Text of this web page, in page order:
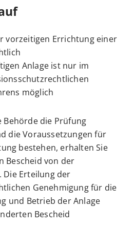
vorzeitigen Errichtung einer
Anlage ist nur im
möglich.
Behörde die Prüfung
die Voraussetzungen für
bestehen, erhalten Sie
Bescheid von der
Die Erteilung der
Genehmigung für die
und Betrieb der Anlage
Bescheid.